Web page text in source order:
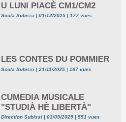
U LUNI PIACÈ CM1/CM2
Scola Subissi | 01/12/2025 | 177 vues
LES CONTES DU POMMIER
Scola Subissi | 21/11/2025 | 167 vues
CUMEDIA MUSICALE
"STUDIÀ HÈ LIBERTÀ"
Direction Subissi | 03/09/2025 | 551 vues